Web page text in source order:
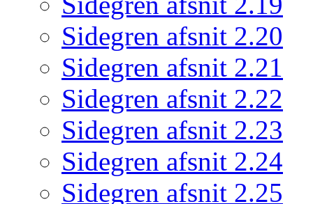
Sidegren afsnit 2.20
Sidegren afsnit 2.21
Sidegren afsnit 2.22
Sidegren afsnit 2.23
Sidegren afsnit 2.24
Sidegren afsnit 2.25